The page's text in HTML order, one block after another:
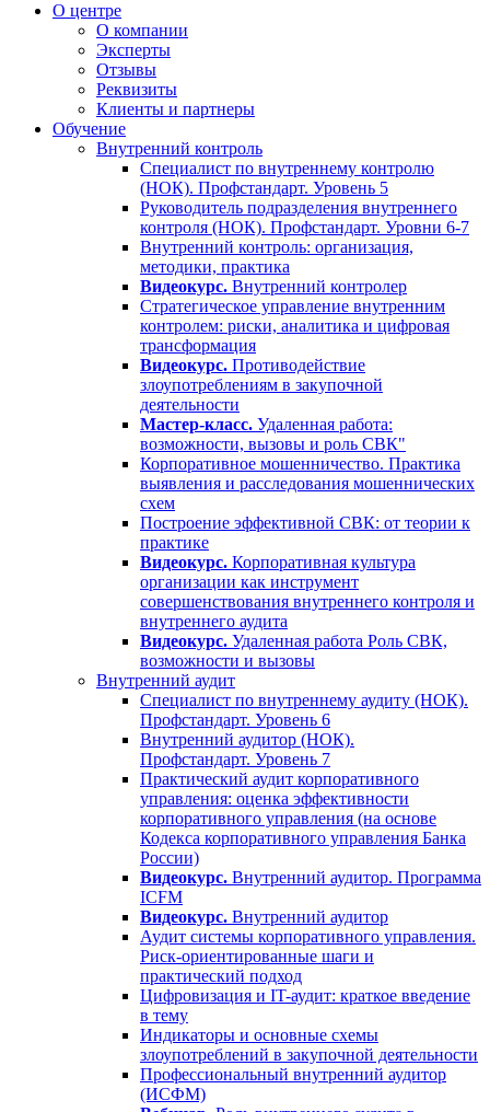
О центре
О компании
Эксперты
Отзывы
Реквизиты
Клиенты и партнеры
Обучение
Внутренний контроль
Специалист по внутреннему контролю
(НОК). Профстандарт. Уровень 5
Руководитель подразделения внутреннего
контроля (НОК). Профстандарт. Уровни 6-7
Внутренний контроль: организация,
методики, практика
Видеокурс. Внутренний контролер
Стратегическое управление внутренним
контролем: риски, аналитика и цифровая
трансформация
Видеокурс. Противодействие
злоупотреблениям в закупочной
деятельности
Мастер-класс. Удаленная работа:
возможности, вызовы и роль СВК"
Корпоративное мошенничество. Практика
выявления и расследования мошеннических
схем
Построение эффективной СВК: от теории к
практике
Видеокурс. Корпоративная культура
организации как инструмент
совершенствования внутреннего контроля и
внутреннего аудита
Видеокурс. Удаленная работа Роль СВК,
возможности и вызовы
Внутренний аудит
Специалист по внутреннему аудиту (НОК).
Профстандарт. Уровень 6
Внутренний аудитор (НОК).
Профстандарт. Уровень 7
Практический аудит корпоративного
управления: оценка эффективности
корпоративного управления (на основе
Кодекса корпоративного управления Банка
России)
Видеокурс. Внутренний аудитор. Программа
ICFM
Видеокурс. Внутренний аудитор
Аудит системы корпоративного управления.
Риск-ориентированные шаги и
практический подход
Цифровизация и IT-аудит: краткое введение
в тему
Индикаторы и основные схемы
злоупотреблений в закупочной деятельности
Профессиональный внутренний аудитор
(ИСФМ)